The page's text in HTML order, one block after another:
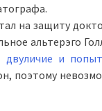
на защиту
альтерэго
и
поэтому